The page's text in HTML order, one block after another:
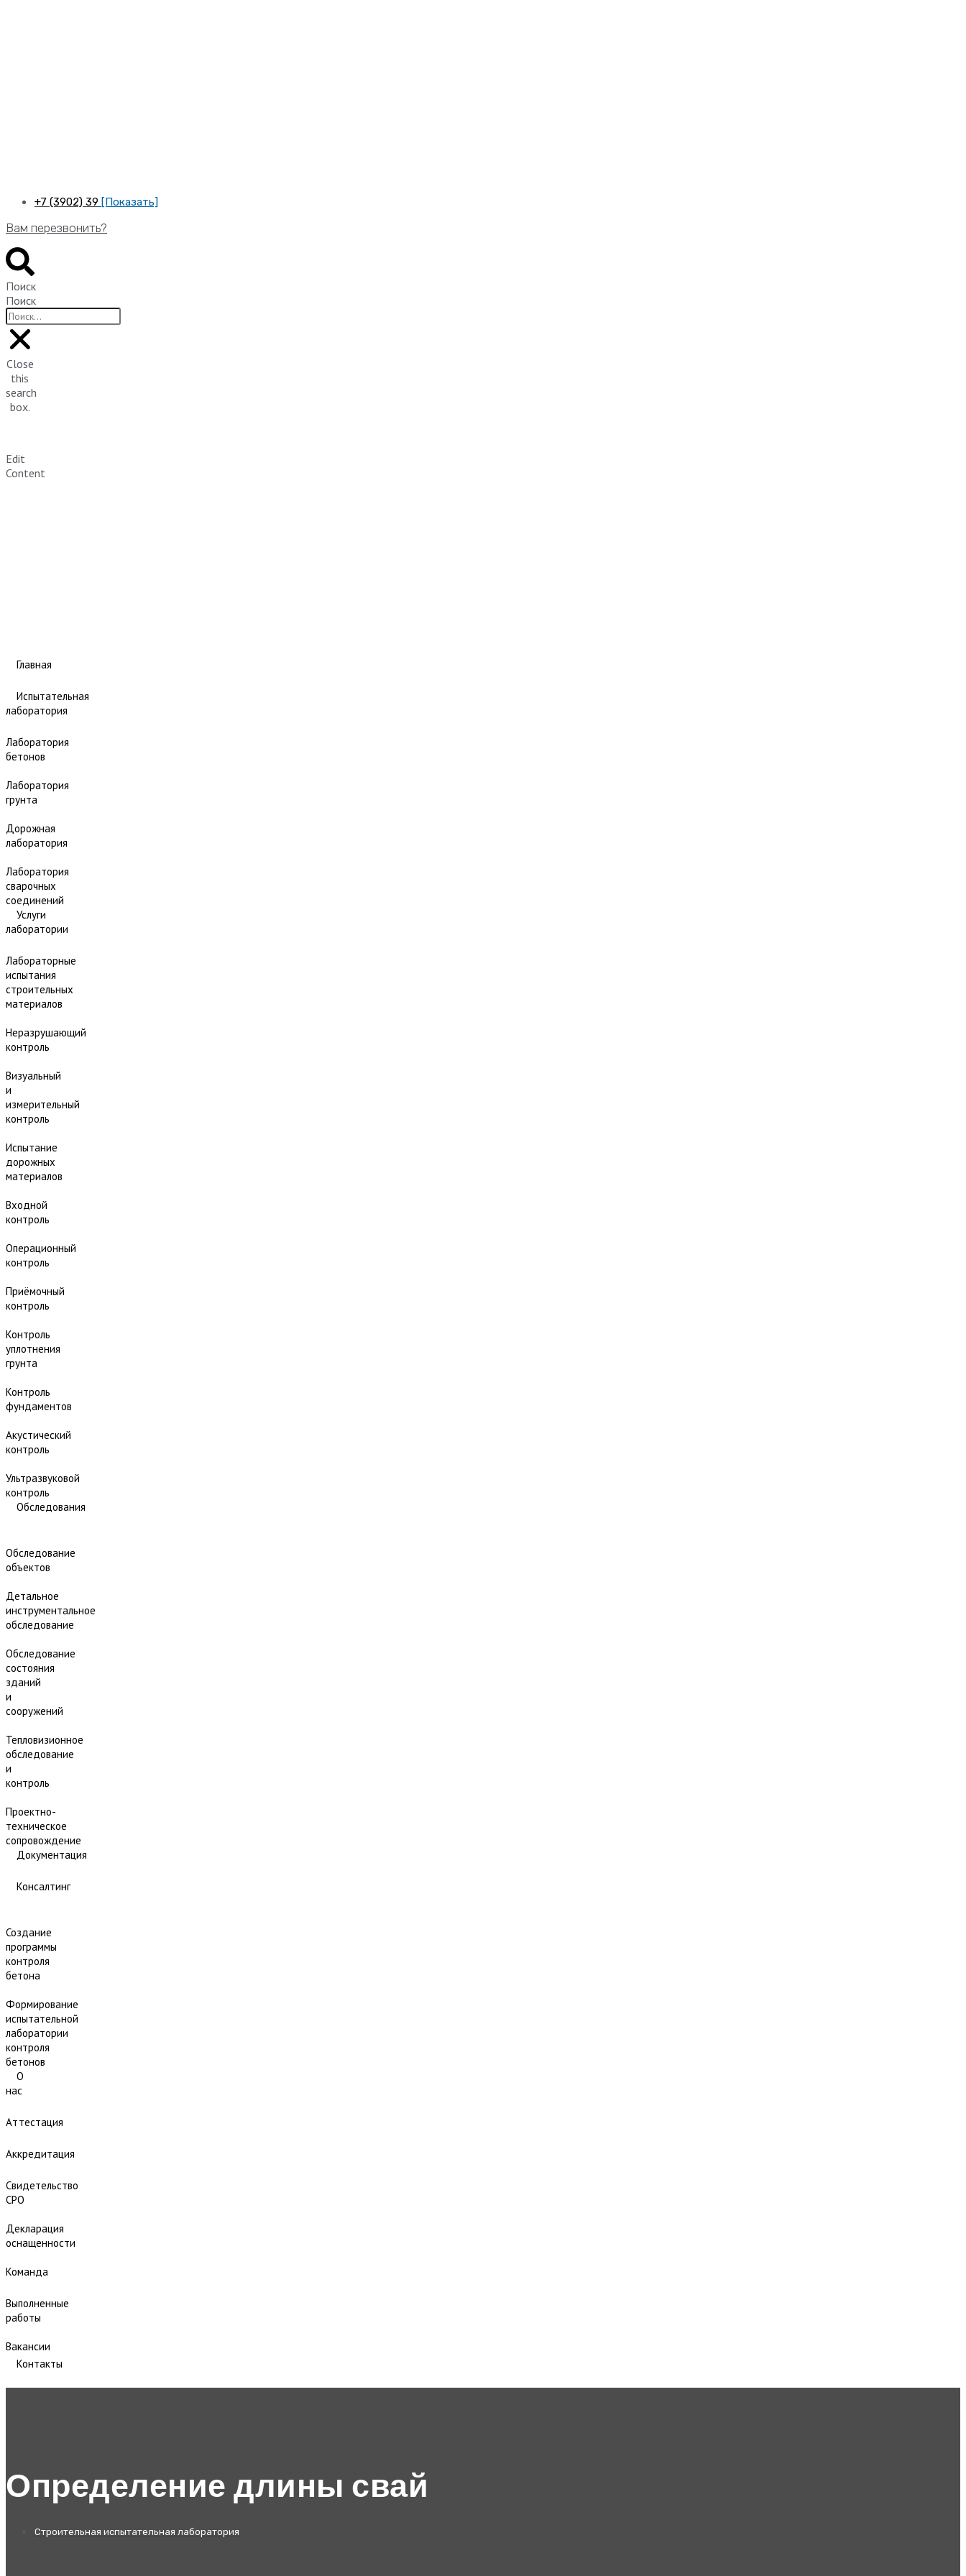
+7 (3902) 39 [Показать]
Вам перезвонить?
Поиск
Поиск
Close
this
search
box.
Edit
Content
Главная
Испытательная
лаборатория
Лаборатория
бетонов
Лаборатория
грунта
Дорожная
лаборатория
Лаборатория
сварочных
соединений
Услуги
лаборатории
Лабораторные
испытания
строительных
материалов
Неразрушающий
контроль
Визуальный
и
измерительный
контроль
Испытание
дорожных
материалов
Входной
контроль
Операционный
контроль
Приёмочный
контроль
Контроль
уплотнения
грунта
Контроль
фундаментов
Акустический
контроль
Ультразвуковой
контроль
Обследования
Обследование
объектов
Детальное
инструментальное
обследование
Обследование
состояния
зданий
и
сооружений
Тепловизионное
обследование
и
контроль
Проектно-
техническое
сопровождение
Документация
Консалтинг
Создание
программы
контроля
бетона
Формирование
испытательной
лаборатории
контроля
бетонов
О
нас
Аттестация
Аккредитация
Свидетельство
СРО
Декларация
оснащенности
Команда
Выполненные
работы
Вакансии
Контакты
Определение длины свай
Строительная испытательная лаборатория